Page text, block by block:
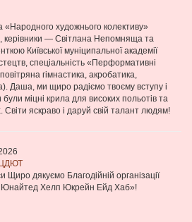
художнього колективу»
керівники — Світлана Непомняща та
Київської муніципальної академії
спеціальність «Перформативні
гімнастика, акробатика,
Даша, ми щиро радіємо твоєму вступу і
міцні крила для високих польотів та
Світи яскраво і даруй свій талант людям!
ЦДЮТ
Щиро дякуємо Благодійній організації
Хелп Юкрейн Ейд Хаб»!